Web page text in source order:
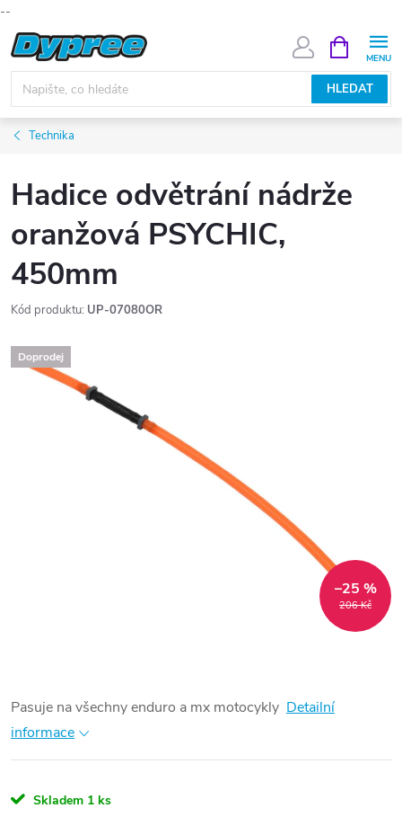
--
Přejít
na
obsah
HLEDAT
NÁKUPNÍ
KOŠÍK
Technika
Hadice odvětrání nádrže
oranžová PSYCHIC,
450mm
Kód produktu: UP-07080OR
Doprodej
206 Kč
–25 %
Pasuje na všechny enduro a mx motocykly Detailní
informace
Skladem 1 ks